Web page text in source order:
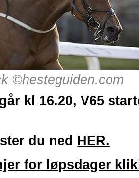
©hesteguiden.com
kl 16.20, V65
du ned HER.
for løpsdager